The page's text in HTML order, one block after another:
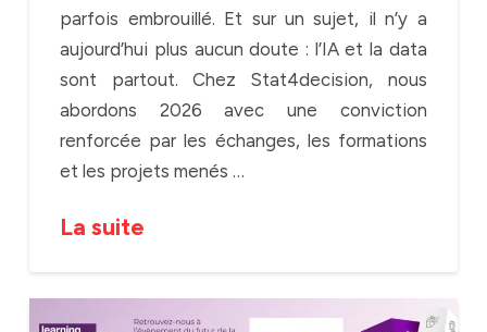
parfois embrouillé. Et sur un sujet, il n’y a
aujourd’hui plus aucun doute : l’IA et la data
sont partout. Chez Stat4decision, nous
abordons 2026 avec une conviction
renforcée par les échanges, les formations
et les projets menés …
La suite